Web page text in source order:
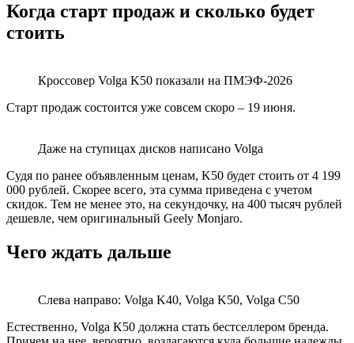
Когда старт продаж и сколько будет
стоить
Кроссовер Volga K50 показали на ПМЭФ-2026
Старт продаж состоится уже совсем скоро – 19 июня.
Даже на ступицах дисков написано Volga
Судя по ранее объявленным ценам, K50 будет стоить от 4 199
000 рублей. Скорее всего, эта сумма приведена с учетом
скидок. Тем не менее это, на секундочку, на 400 тысяч рублей
дешевле, чем оригинальный Geely Monjaro.
Чего ждать дальше
Слева направо: Volga K40, Volga K50, Volga C50
Естественно, Volga K50 должна стать бестселлером бренда.